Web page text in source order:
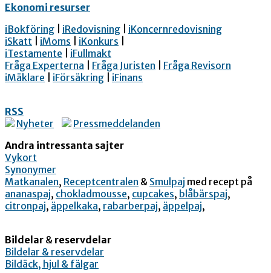
Ekonomi resurser
iBokföring
iRedovisning
iKoncernredovisning
iSkatt
iMoms iKonkurs
iTestamente
iFullmakt
Fråga Experterna
Fråga Juristen
Fråga Revisorn
iMäklare
iFörsäkring iFinans
RSS
Nyheter
Pressmeddelanden
Andra intressanta sajter
Vykort
Synonymer
Matkanalen, Receptcentralen & Smulpaj med recept på
ananaspaj, chokladmousse, cupcakes, blåbärspaj,
citronpaj, äppelkaka, rabarberpaj, äppelpaj,
Bildelar & reservdelar
Bildelar & reservdelar
Bildäck, hjul & fälgar